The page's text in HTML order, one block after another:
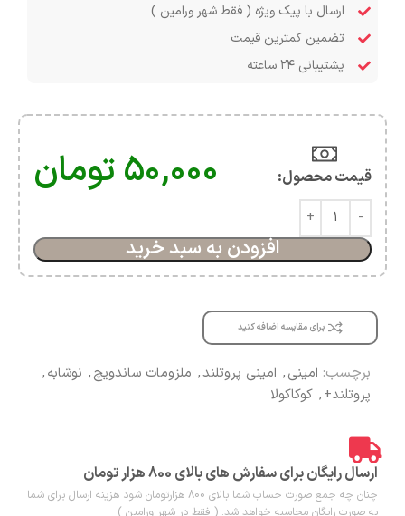
ارسال با پیک ویژه ( فقط شهر ورامین )
تضمین کمترین قیمت
پشتیبانی ۲۴ ساعته
قیمت محصول:​ ۵۰,۰۰۰تومان
افزودن به سبد خرید
برای مقایسه اضافه کنید
برچسب: امینی, امینی پروتلند, ملزومات ساندویچ, نوشابه,
پروتلند+, کوکاکولا
ارسال رایگان برای سفارش های بالای 800 هزار تومان
چنان چه جمع صورت حساب شما بالای 800 هزارتومان شود هزینه ارسال برای شما
به صورت رایگان محاسبه خواهد شد. ( فقط در شهر ورامین )